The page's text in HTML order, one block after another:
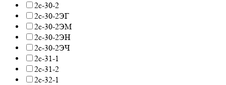
2с-30-2
2с-30-2ЭГ
2с-30-2ЭМ
2с-30-2ЭН
2с-30-2ЭЧ
2с-31-1
2с-31-2
2с-32-1